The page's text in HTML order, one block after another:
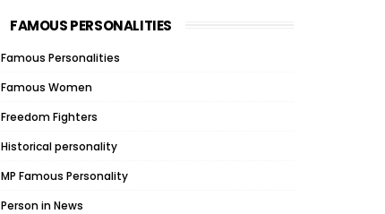
FAMOUS PERSONALITIES
Famous Personalities
Famous Women
Freedom Fighters
Historical personality
MP Famous Personality
Person in News